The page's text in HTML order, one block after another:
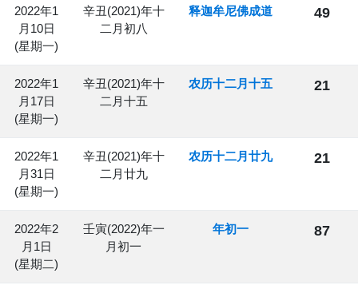
2022年1
月10日
(星期一)
辛丑(2021)年十
二月初八
释迦牟尼佛成道 49
2022年1
月17日
(星期一)
辛丑(2021)年十
二月十五
农历十二月十五 21
2022年1
月31日
(星期一)
辛丑(2021)年十
二月廿九
农历十二月廿九 21
2022年2
月1日
(星期二)
壬寅(2022)年一
月初一
年初一 87